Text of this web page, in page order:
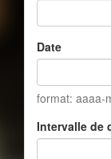
Date
format: aaaa-
Intervalle de